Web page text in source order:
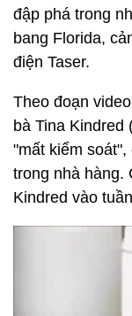
đập phá trong
bang Florida,
điện Taser.
Theo đoạn
bà Tina Kindred
"mất kiểm
trong nhà hàng.
Kindred vào